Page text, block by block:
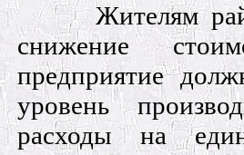
Жителям
снижение
предприятие
уровень
расходы на